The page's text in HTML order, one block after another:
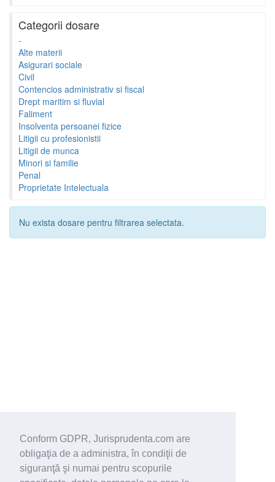
Conform GDPR, Jurisprudenta.com are
obligaţia de a administra, în condiţii de
siguranţă şi numai pentru scopurile
Categorii dosare
-
Alte materii
Asigurari sociale
Civil
Contencios administrativ si fiscal
Drept maritim si fluvial
Faliment
Insolventa persoanei fizice
Litigii cu profesionistii
Litigii de munca
Minori si familie
Penal
Proprietate Intelectuala
Nu exista dosare pentru filtrarea selectata.